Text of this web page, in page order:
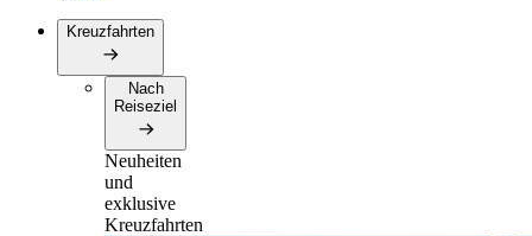
Kreuzfahrten
Nach
Reiseziel
Neuheiten
und
exklusive
Kreuzfahrten